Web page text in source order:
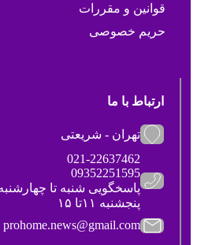
قوانین و مقررات
حریم خصوصی
ارتباط با ما
تهران - شریعتی
021-22637462
09352251595
پاسخگویی شنبه تا چهارشنبه ۱۱ تا ۱۹
پنجشنبه ۱۱تا ۱۵
prohome.news@gmail.com